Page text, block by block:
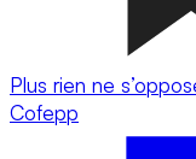
Plus rien ne
Cofepp